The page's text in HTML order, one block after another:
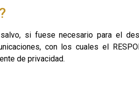
si fuese necesario para el
con los cuales el
de privacidad.